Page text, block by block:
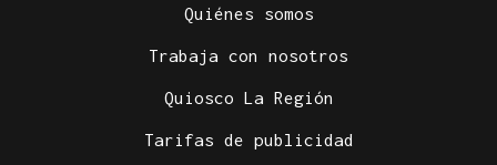
Quiénes somos
Trabaja con nosotros
Quiosco La Región
Tarifas de publicidad